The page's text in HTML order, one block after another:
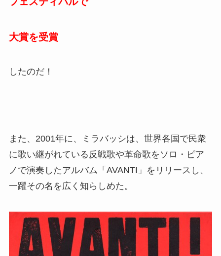
大賞を受賞
したのだ！
また、2001年に、ミラバッシは、世界各国で民衆
に歌い継がれている反戦歌や革命歌をソロ・ピア
ノで演奏したアルバム「AVANTI」をリリースし、
一躍その名を広く知らしめた。